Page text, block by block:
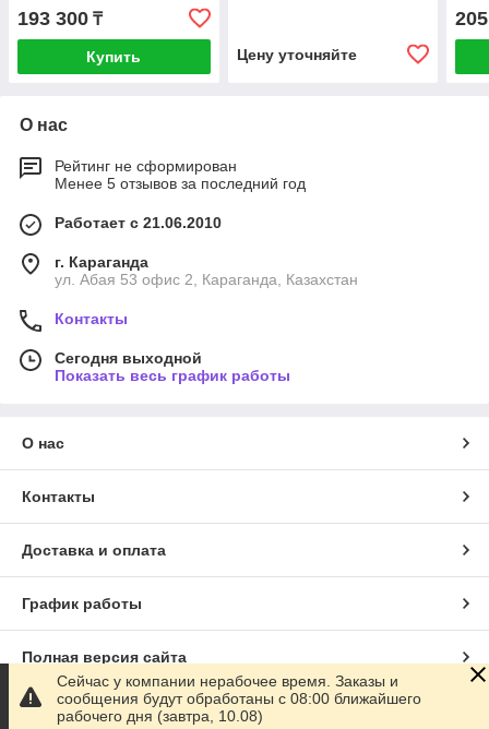
193 300 ₸
Купить Цену уточняйте
О нас
Рейтинг не сформирован
Менее 5 отзывов за последний год
Работает с 21.06.2010
г. Караганда
ул. Абая 53 офис 2, Караганда, Казахстан
Контакты
Сегодня выходной
Показать весь график работы
О нас
Контакты
Доставка и оплата
График работы
Полная версия сайта
Сайт создан на маркетплейсеSatu.kz
Сейчас у компании нерабочее время. Заказы и
сообщения будут обработаны с 08:00 ближайшего
рабочего дня (завтра, 10.08)